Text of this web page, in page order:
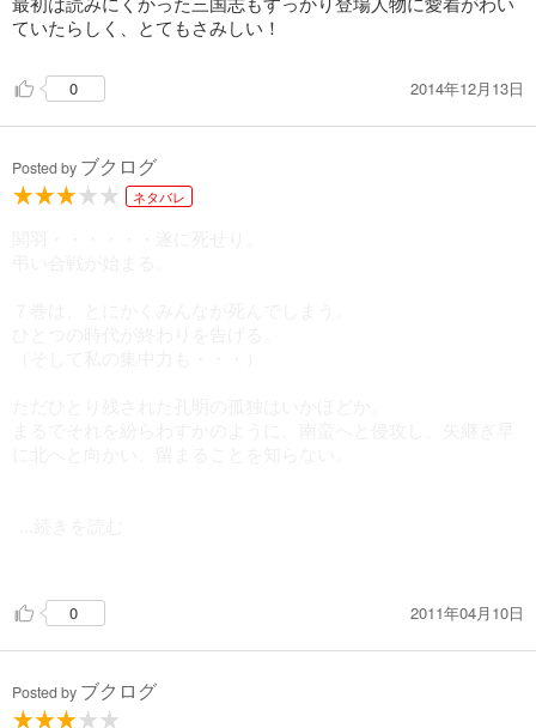
ていたらしく、とてもさみしい！
0 2014年12月13日
Posted by ブクログ
ネタバレ
・張飛のむごい死に様は、仏教の因果応報を彷彿とさせた。
・関羽は、確かに思慮深く、人望も厚い。が、神とまで崇めら
のは、自分の中で”神”像があまりにも清廉潔白だったこと。そ
うじゃないよな、と改めて形として捉えてみてわかった。八百
0 2011年04月10日
Posted by ブクログ